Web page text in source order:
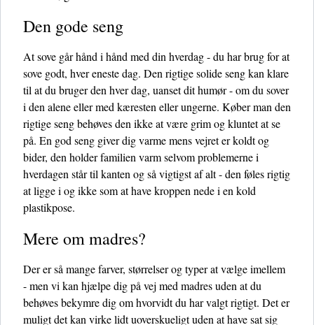
Den gode seng
At sove går hånd i hånd med din hverdag - du har brug for at
sove godt, hver eneste dag. Den rigtige solide seng kan klare
til at du bruger den hver dag, uanset dit humør - om du sover
i den alene eller med kæresten eller ungerne. Køber man den
rigtige seng behøves den ikke at være grim og kluntet at se
på. En god seng giver dig varme mens vejret er koldt og
bider, den holder familien varm selvom problemerne i
hverdagen står til kanten og så vigtigst af alt - den føles rigtig
at ligge i og ikke som at have kroppen nede i en kold
plastikpose.
Mere om madres?
Der er så mange farver, størrelser og typer at vælge imellem
- men vi kan hjælpe dig på vej med madres uden at du
behøves bekymre dig om hvorvidt du har valgt rigtigt. Det er
muligt det kan virke lidt uoverskueligt uden at have sat sig